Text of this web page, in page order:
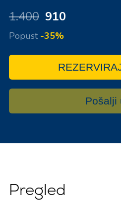
1.400 910
Popust -35%
Pošalji
Pregled